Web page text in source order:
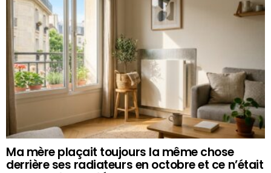
Ma mère plaçait toujours la même chose
derrière ses radiateurs en octobre et ce n’était